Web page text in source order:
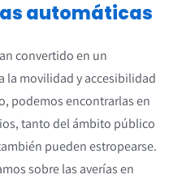
automáticas
convertido en un
la movilidad y accesibilidad
podemos encontrarlas en
tanto del ámbito público
pueden estropearse.
sobre las averías en